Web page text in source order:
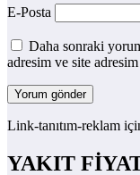
E-Posta
Daha sonraki
adresim ve site
Link-tanıtım-reklam
YAKIT